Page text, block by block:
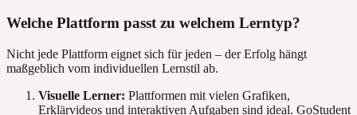
Welche Plattform passt zu welchem Lerntyp?
Nicht jede Plattform eignet sich für jeden – der Erfolg hängt
maßgeblich vom individuellen Lernstil ab.
Visuelle Lerner: Plattformen mit vielen Grafiken,
Erklärvideos und interaktiven Aufgaben sind ideal. GoStudent